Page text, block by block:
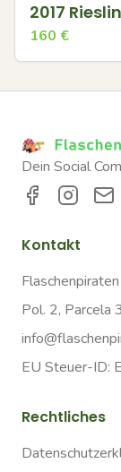
2017
160 €
Dein Social
Kontakt
Pol. 2, Parcela
EU Steuer-ID:
Rechtliches